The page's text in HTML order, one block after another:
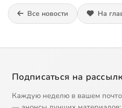
Все новости На
Подписаться на
Каждую неделю в вашем